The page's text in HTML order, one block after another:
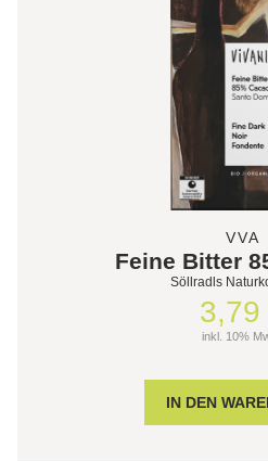
VVA
Feine Bitter
Söllradls
3,79
inkl. 10%